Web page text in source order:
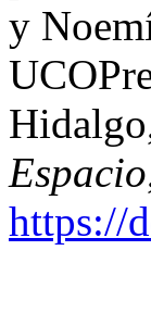
y
Espacio
https://